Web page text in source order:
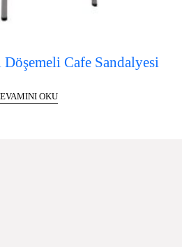
Cafe Sandalyesi
OKU